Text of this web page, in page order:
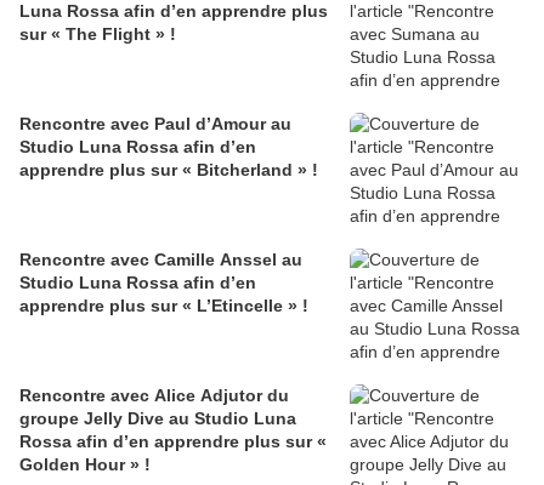
Luna Rossa afin d’en apprendre plus
sur « The Flight » !
Rencontre avec Paul d’Amour au
Studio Luna Rossa afin d’en
apprendre plus sur « Bitcherland » !
Rencontre avec Camille Anssel au
Studio Luna Rossa afin d’en
apprendre plus sur « L’Etincelle » !
Rencontre avec Alice Adjutor du
groupe Jelly Dive au Studio Luna
Rossa afin d’en apprendre plus sur «
Golden Hour » !